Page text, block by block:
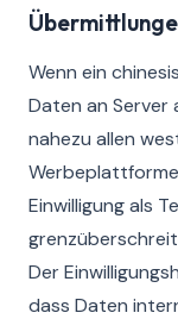
Wenn ein
Daten an Server
nahezu allen
Einwilligung als
Der
dass Daten